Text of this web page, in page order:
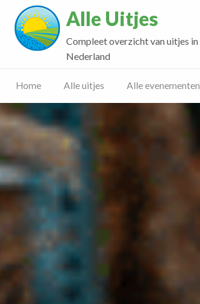
Alle Uitjes
Compleet overzicht van uitjes in
Nederland
Home Alle uitjes Alle evenementen